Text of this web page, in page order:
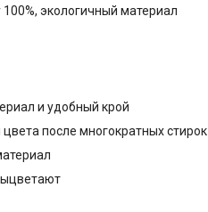
экологичный материал
и удобный крой
после многократных стирок